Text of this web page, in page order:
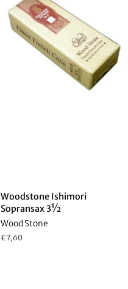
Woodstone Ishimori
Sopransax 3½
Wood Stone
Normaler
€7,60